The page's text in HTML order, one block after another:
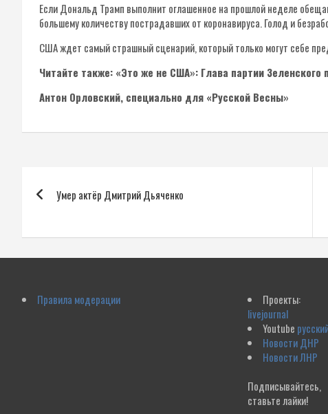
Если Дональд Трамп выполнит оглашенное на прошлой неделе
большему количеству пострадавших от коронавируса. Голод и
США ждет самый страшный сценарий, который только могут себе
Читайте также: «Это же не США»: Глава партии
Антон Орловский, специально для «Русской Весны»
Навигация
по
записям
Умер актёр Дмитрий Дьяченко
Правила модерации
Проекты:
livejournal
Youtube
Новости ДНР
Новости ЛНР
Подписывайтесь,
ставьте лайки!